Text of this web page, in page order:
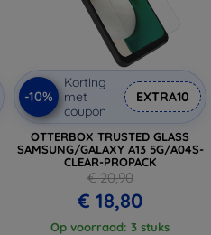
-10%
Korting
met
coupon
EXTRA10
OTTERBOX TRUSTED GLASS
SAMSUNG/GALAXY A13 5G/A04S-
CLEAR-PROPACK
€ 20,90
€ 18,80
Op voorraad: 3 stuks